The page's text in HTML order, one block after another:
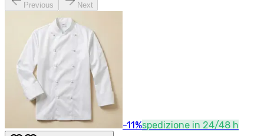
Previous Next
-11 %spedizione in 24/48 h